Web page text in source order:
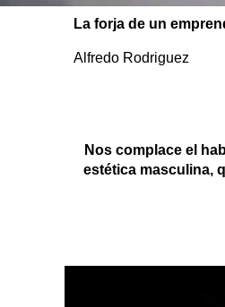
La forja de un
Alfredo Rodriguez
Nos complace el
estética masculina,